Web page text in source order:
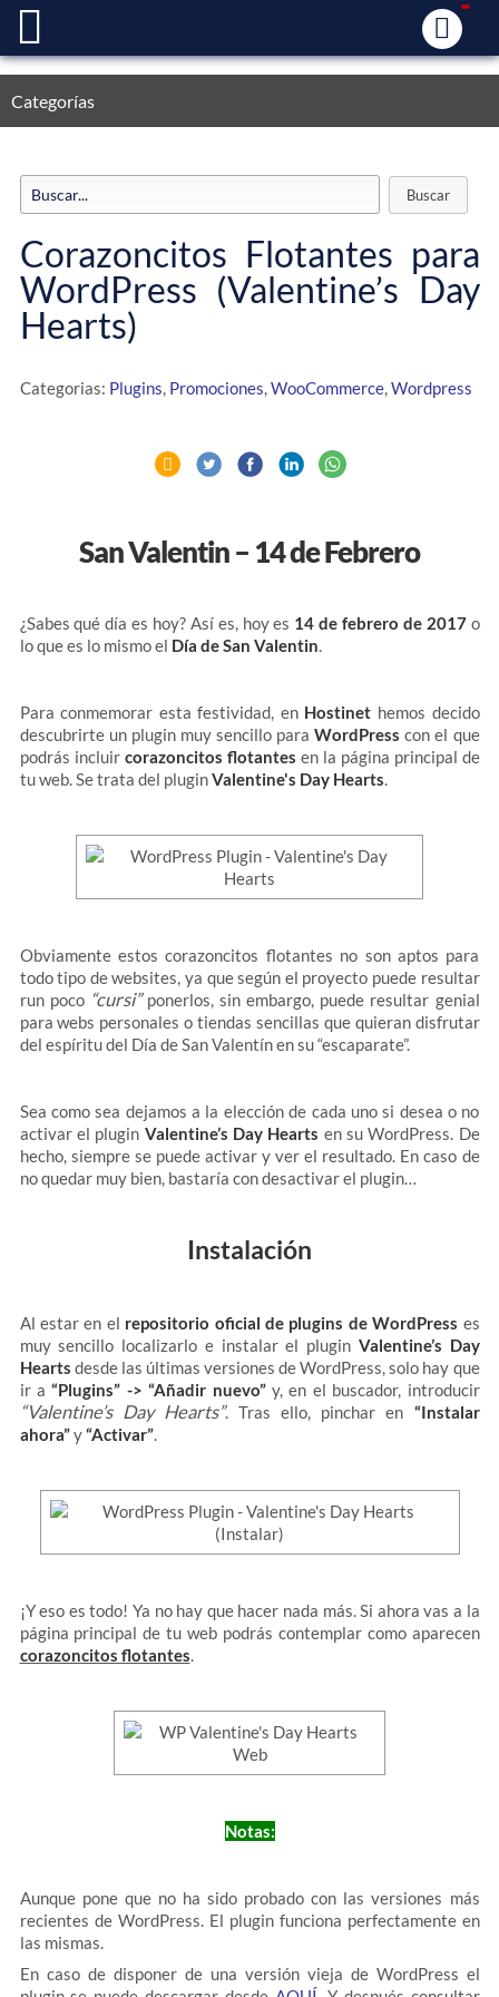
Categorías
Corazoncitos Flotantes para
WordPress (Valentine’s Day
Hearts)
Categorias: Plugins, Promociones,WooCommerce,Wordpress
San Valentin – 14 de Febrero
¿Sabes qué día es hoy? Así es, hoy es 14 de febrero de 2017 o
lo que es lo mismo el Día de San Valentin.
Para conmemorar esta festividad, en Hostinet hemos decido
descubrirte un plugin muy sencillo paraWordPress con el que
podrás incluir corazoncitos flotantes en la página principal de
tu web. Se trata del pluginValentine's Day Hearts.
Obviamente estos corazoncitos flotantes no son aptos para
todo tipo de websites, ya que según el proyecto puede resultar
run poco “cursi” ponerlos, sin embargo, puede resultar genial
para webs personales o tiendas sencillas que quieran disfrutar
del espíritu del Día de San Valentín en su “escaparate”.
Sea como sea dejamos a la elección de cada uno si desea o no
activar el plugin Valentine’s Day Hearts en su WordPress. De
hecho, siempre se puede activar y ver el resultado. En caso de
no quedar muy bien, bastaría con desactivar el plugin…
Instalación
Al estar en el repositorio oficial de plugins de WordPress es
muy sencillo localizarlo e instalar el plugin Valentine’s Day
Hearts desde las últimas versiones de WordPress, solo hay que
ir a “Plugins” -> “Añadir nuevo”y, en el buscador, introducir
“Valentine’s Day Hearts”. Tras ello, pinchar en “Instalar
ahora”y“Activar”.
¡Y eso es todo! Ya no hay que hacer nada más. Si ahora vas a la
página principal de tu web podrás contemplar como aparecen
corazoncitos flotantes.
Notas:
Aunque pone que no ha sido probado con las versiones más
recientes de WordPress. El plugin funciona perfectamente en
las mismas.
En caso de disponer de una versión vieja de WordPress el